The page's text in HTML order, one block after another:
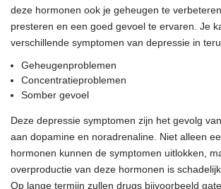
deze hormonen ook je geheugen te
presteren en een goed gevoel te ervaren. Je
verschillende symptomen van depressie in
Geheugenproblemen
Concentratieproblemen
Somber gevoel
Deze depressie symptomen zijn het gevolg
aan dopamine en noradrenaline. Niet alleen
hormonen kunnen de symptomen uitlokken,
overproductie van deze hormonen is
Op lange termijn zullen drugs bijvoorbeeld